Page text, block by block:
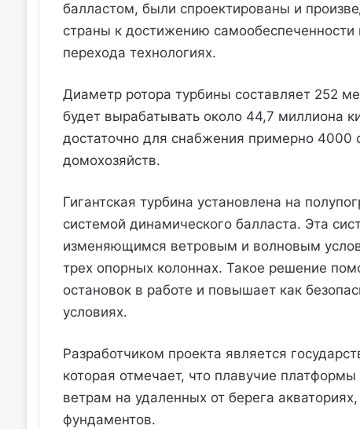
балластом, были спроектированы и
страны к достижению самообеспеченности
перехода технологиях.
Диаметр ротора турбины составляет 252
будет вырабатывать около 44,7 миллиона
достаточно для снабжения примерно 4000
домохозяйств.
Гигантская турбина установлена на
системой динамического балласта. Эта
изменяющимся ветровым и волновым
трех опорных колоннах. Такое решение
остановок в работе и повышает как
условиях.
Разработчиком проекта является
которая отмечает, что плавучие
ветрам на удаленных от берега
фундаментов.